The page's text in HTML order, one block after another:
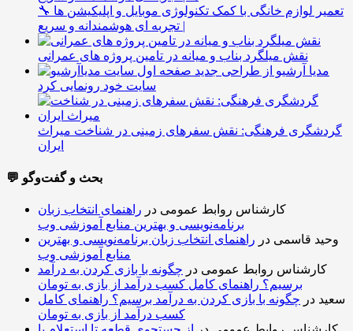
🔧 تعمیر لوازم خانگی با کمک تکنولوژی موبایل و اپلیکیشن ها
| تجربه ای هوشمندانه و سریع
نقش میلگرد بناب و میانه در تامین پروژه های عمرانی
مدیا آرشیو از طراحی جدید
سایت خود رونمایی کرد
گردشگری فرهنگی: نقش سفرهای زمینی در شناخت میراث
ایران
💬 بحث و گفت‌وگو
کارشناس روابط عمومی در راهنمای انتخاب زبان
برنامه‌نویسی و بهترین منابع آموزشی وب
وحید قاسمی در راهنمای انتخاب زبان برنامه‌نویسی و بهترین
منابع آموزشی وب
کارشناس روابط عمومی در چگونه با بازی کردن به درآمد
برسیم؟ راهنمای کامل کسب درآمد از بازی به تومان
سعید در چگونه با بازی کردن به درآمد برسیم؟ راهنمای کامل
کسب درآمد از بازی به تومان